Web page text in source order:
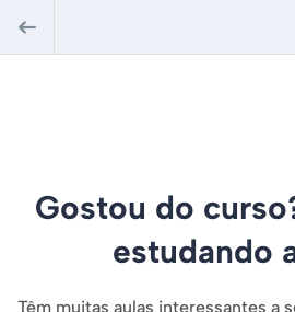
Gostou do
estudando
Têm muitas aulas interessantes a